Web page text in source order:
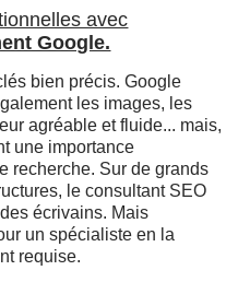
avec
Google.
bien précis. Google
les images, les
agréable et fluide... mais,
une importance
recherche. Sur de grands
le consultant SEO
écrivains. Mais
un spécialiste en la
requise.